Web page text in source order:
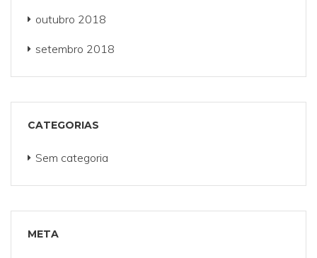
outubro 2018
setembro 2018
CATEGORIAS
Sem categoria
META